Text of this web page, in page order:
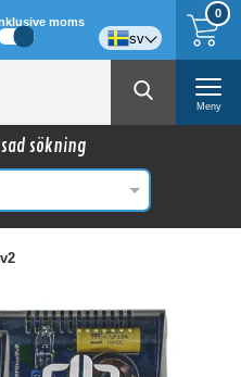
0
moms
sv
Meny
sökning
kan intressera